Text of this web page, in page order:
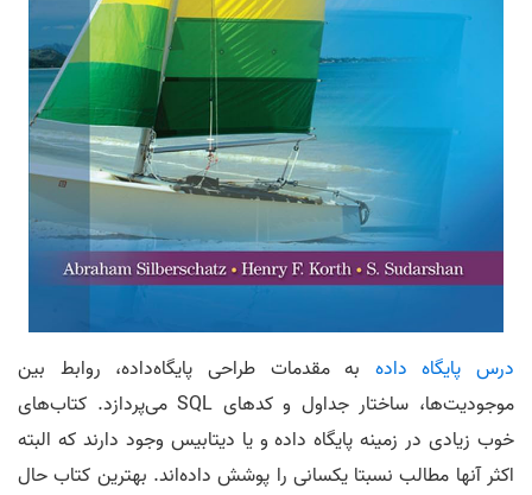
درس پایگاه داده به مقدمات طراحی پایگاه‌داده، روابط بین
موجودیت‌ها، ساختار جداول و کد‌های SQL می‌پردازد. کتاب‌های
خوب زیادی در زمینه پایگاه داده و یا دیتابیس وجود دارند که البته
اکثر آنها مطالب نسبتا یکسانی را پوشش داده‌اند. بهترین کتاب حال